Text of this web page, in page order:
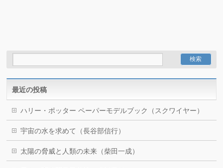
最近の投稿
ハリー・ポッター ペーパーモデルブック（スクワイヤー）
宇宙の水を求めて（長谷部信行）
太陽の脅威と人類の未来（柴田一成）